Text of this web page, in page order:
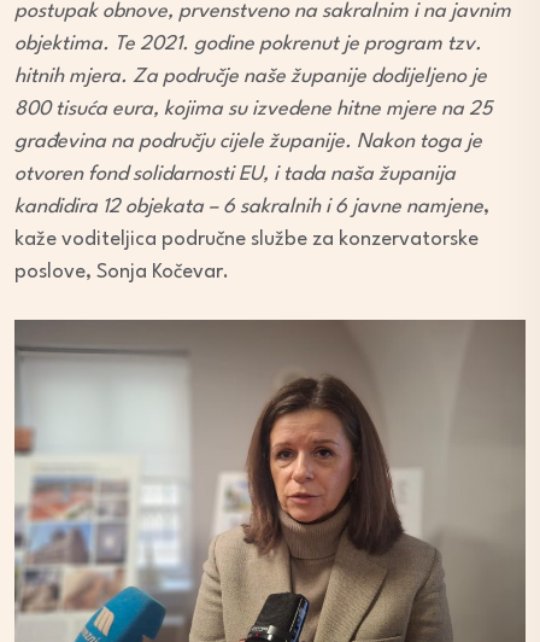
postupak obnove, prvenstveno na sakralnim i na javnim
objektima. Te 2021. godine pokrenut je program tzv.
hitnih mjera. Za područje naše županije dodijeljeno je
800 tisuća eura, kojima su izvedene hitne mjere na 25
građevina na području cijele županije. Nakon toga je
otvoren fond solidarnosti EU, i tada naša županija
kandidira 12 objekata – 6 sakralnih i 6 javne namjene,
kaže voditeljica područne službe za konzervatorske
poslove, Sonja Kočevar.